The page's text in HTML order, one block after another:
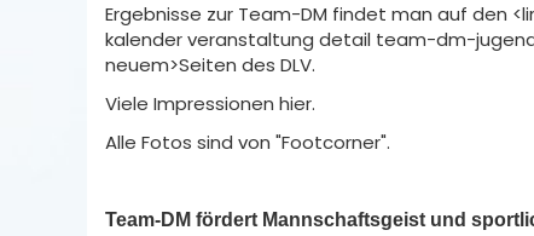
Ergebnisse zur Team-DM findet man auf den
kalender veranstaltung detail team-dm-
neuem>Seiten des DLV.
Viele Impressionen hier.
Alle Fotos sind von "Footcorner".
Team-DM fördert Mannschaftsgeist und